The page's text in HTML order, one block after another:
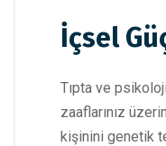
İçsel
Tıpta ve
zaaflarınız
kişinini genetik